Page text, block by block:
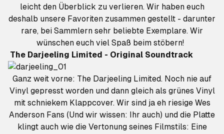
leicht den Überblick zu verlieren. Wir haben euch
deshalb unsere Favoriten zusammen gestellt - darunter
rare, bei Sammlern sehr beliebte Exemplare. Wir
The Darjeeling Limited - Original Soundtrack
Ganz weit vorne: The Darjeeling Limited. Noch nie auf
Vinyl gepresst worden und dann gleich als grünes Vinyl
mit schniekem Klappcover. Wir sind ja eh riesige Wes
Anderson Fans (Und wir wissen: Ihr auch) und die Platte
klingt auch wie die Vertonung seines Filmstils: Eine